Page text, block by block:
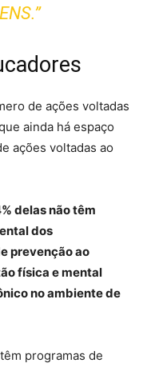
de ações voltadas
ainda há espaço
ações voltadas ao
delas não têm
dos
prevenção ao
física e mental
no ambiente de
programas de